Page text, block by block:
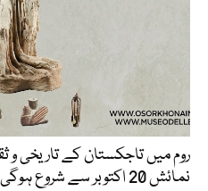
روم میں تاجکستان کے تاریخی و
نمائش 20 اکتوبر سے شروع ہوگی